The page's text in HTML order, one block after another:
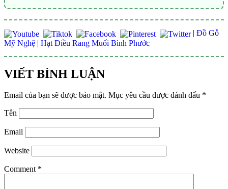
| Đồ Gỗ
Mỹ Nghệ | Hạt Điều Rang Muối Bình Phước
VIẾT BÌNH LUẬN
Email của bạn sẽ được bảo mật. Mục yêu cầu được đánh dấu *
Tên
Email
Website
Comment *